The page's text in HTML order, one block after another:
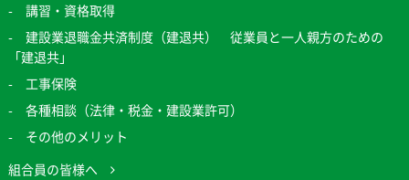
講習・資格取得
建設業退職金共済制度（建退共） 従業員と一人親方のための
「建退共」
工事保険
各種相談（法律・税金・建設業許可）
その他のメリット
組合員の皆様へ